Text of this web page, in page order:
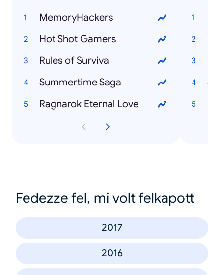
MemoryHackers
Hot Shot Gamers
Rules of Survival
Summertime Saga
Ragnarok Eternal Love
Fedezze fel, mi volt felkapott
2017
2016